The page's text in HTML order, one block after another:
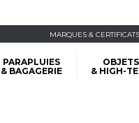
MARQUES & CERTIFICATS
PARAPLUIES
& BAGAGERIE
OBJETS
& HIGH-